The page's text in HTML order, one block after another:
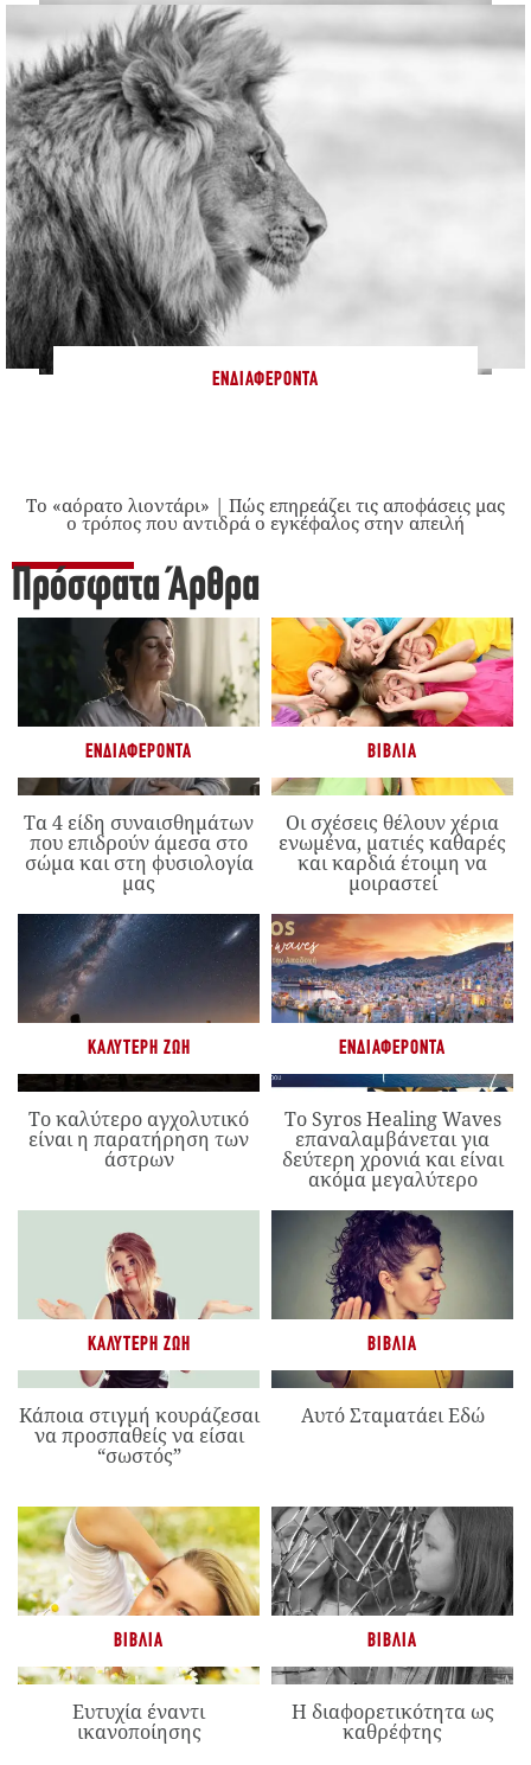
ΕΝΔΙΑΦΈΡΟΝΤΑ
Το «αόρατο λιοντάρι» | Πώς επηρεάζει τις αποφάσεις μας
ο τρόπος που αντιδρά ο εγκέφαλος στην απειλή
Πρόσφατα Άρθρα
ΕΝΔΙΑΦΈΡΟΝΤΑ
Τα 4 είδη συναισθημάτων
που επιδρούν άμεσα στο
σώμα και στη φυσιολογία
μας
ΒΙΒΛΊΑ
Οι σχέσεις θέλουν χέρια
ενωμένα, ματιές καθαρές
και καρδιά έτοιμη να
μοιραστεί
ΚΑΛΎΤΕΡΗ ΖΩΉ
Το καλύτερο αγχολυτικό
είναι η παρατήρηση των
άστρων
ΕΝΔΙΑΦΈΡΟΝΤΑ
Το Syros Healing Waves
επαναλαμβάνεται για
δεύτερη χρονιά και είναι
ακόμα μεγαλύτερο
ΚΑΛΎΤΕΡΗ ΖΩΉ
Κάποια στιγμή κουράζεσαι
να προσπαθείς να είσαι
“σωστός”
ΒΙΒΛΊΑ
Αυτό Σταματάει Εδώ
ΒΙΒΛΊΑ
Ευτυχία έναντι
ικανοποίησης
ΒΙΒΛΊΑ
Η διαφορετικότητα ως
καθρέφτης